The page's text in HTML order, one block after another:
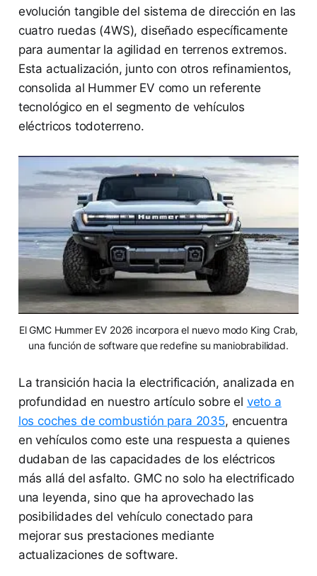
evolución tangible del sistema de dirección en las
cuatro ruedas (4WS), diseñado específicamente
para aumentar la agilidad en terrenos extremos.
Esta actualización, junto con otros refinamientos,
consolida al Hummer EV como un referente
tecnológico en el segmento de vehículos
eléctricos todoterreno.
El GMC Hummer EV 2026 incorpora el nuevo modo King Crab,
una función de software que redefine su maniobrabilidad.
La transición hacia la electrificación, analizada en
profundidad en nuestro artículo sobre el veto a
los coches de combustión para 2035, encuentra
en vehículos como este una respuesta a quienes
dudaban de las capacidades de los eléctricos
más allá del asfalto. GMC no solo ha electrificado
una leyenda, sino que ha aprovechado las
posibilidades del vehículo conectado para
mejorar sus prestaciones mediante
actualizaciones de software.